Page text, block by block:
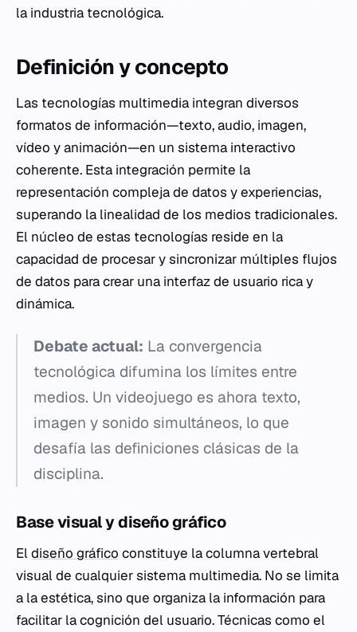
la industria tecnológica.
Definición y concepto
Las tecnologías multimedia integran diversos
formatos de información—texto, audio, imagen,
vídeo y animación—en un sistema interactivo
coherente. Esta integración permite la
representación compleja de datos y experiencias,
superando la linealidad de los medios tradicionales.
El núcleo de estas tecnologías reside en la
capacidad de procesar y sincronizar múltiples flujos
de datos para crear una interfaz de usuario rica y
dinámica.
Debate actual: La convergencia
tecnológica difumina los límites entre
medios. Un videojuego es ahora texto,
imagen y sonido simultáneos, lo que
desafía las definiciones clásicas de la
disciplina.
Base visual y diseño gráfico
Eldiseño gráfico constituye la columna vertebral
visual de cualquier sistema multimedia. No se limita
a la estética, sino que organiza la información para
facilitar la cognición del usuario. Técnicas como el